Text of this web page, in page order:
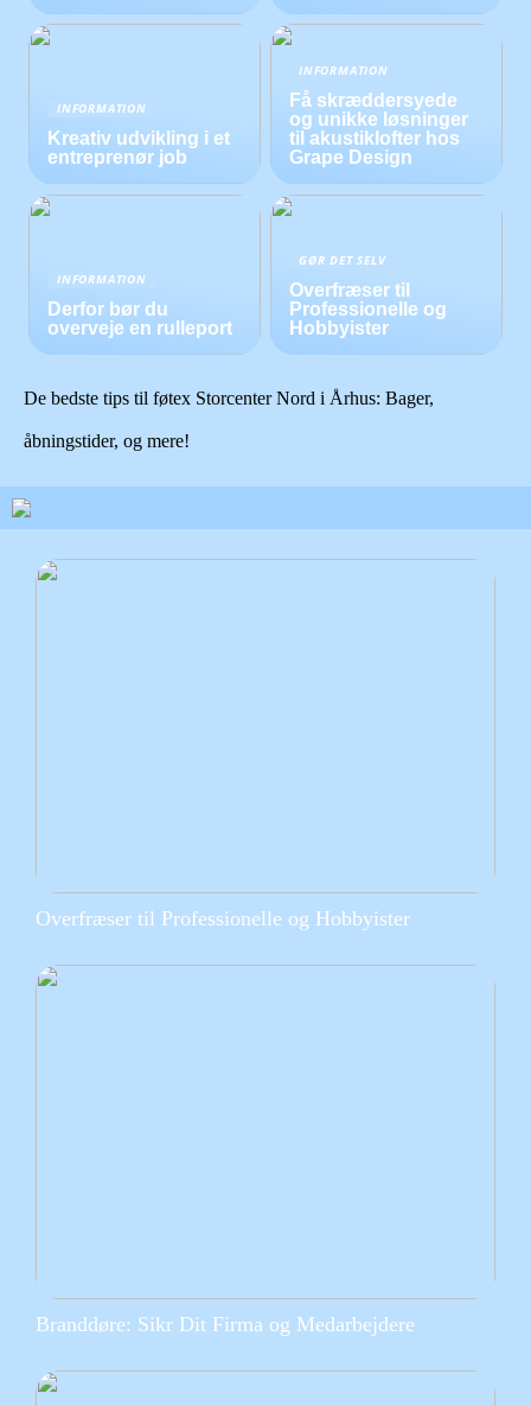
INFORMATION
Kreativ udvikling i et
entreprenør job
INFORMATION
Få skræddersyede
og unikke løsninger
til akustiklofter hos
Grape Design
INFORMATION
Derfor bør du
overveje en rulleport
GØR DET SELV
Overfræser til
Professionelle og
Hobbyister
De bedste tips til føtex Storcenter Nord i Århus: Bager,
åbningstider, og mere!
Overfræser til Professionelle og Hobbyister
Branddøre: Sikr Dit Firma og Medarbejdere